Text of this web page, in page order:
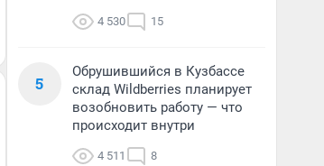
4 530 15
5
Обрушившийся в Кузбассе
склад Wildberries планирует
возобновить работу — что
происходит внутри
4 511 8